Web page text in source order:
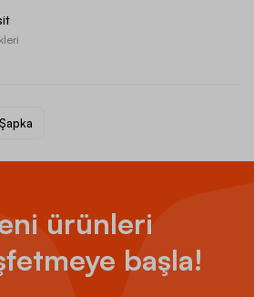
ürünleri
başla!